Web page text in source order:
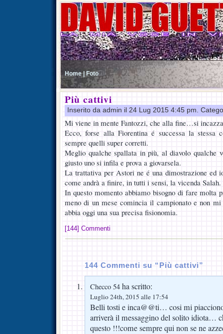
Home | Foto
Più cattivi
Inserito da admin il 24 Lug 2015 4:45 pm.
Mi viene in mente Fantozzi, che alla fine…si
Ecco, forse alla Fiorentina é successa la stessa
sempre quelli super corretti.
Meglio qualche spallata in più, al diavolo qualche
giusto uno si infila e prova a giovarsela.
La trattativa per Astori ne é una dimostrazione ed
come andrà a finire, in tutti i sensi, la vicenda Salah.
In questo momento abbiamo bisogno di fare molta
meno di un mese comincia il campionato e non
abbia oggi una sua precisa fisionomia.
[144] Commenti
144 Commenti su “Più cattivi”
Checco 54 ha scritto:
Luglio 24th, 2015 alle 17:54
Belli tosti e inca@@ti… cosi mi
arriverà il messaggino del solito idiota…
questo !!!come sempre qui non se ne